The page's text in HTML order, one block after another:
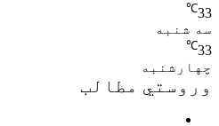
33
℃
سه شنبه
33
℃
چهارشنبه
وروستي مطالب